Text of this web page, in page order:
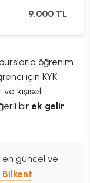
9.000 TL
öğrenim
için KYK
ve kişisel
bir ek gelir
en güncel ve
Bilkent